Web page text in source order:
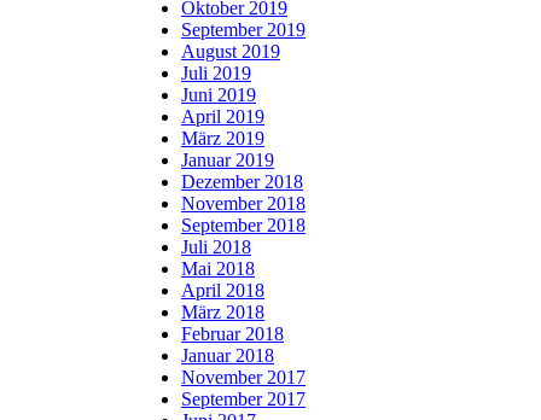
Oktober 2019
September 2019
August 2019
Juli 2019
Juni 2019
April 2019
März 2019
Januar 2019
Dezember 2018
November 2018
September 2018
Juli 2018
Mai 2018
April 2018
März 2018
Februar 2018
Januar 2018
November 2017
September 2017